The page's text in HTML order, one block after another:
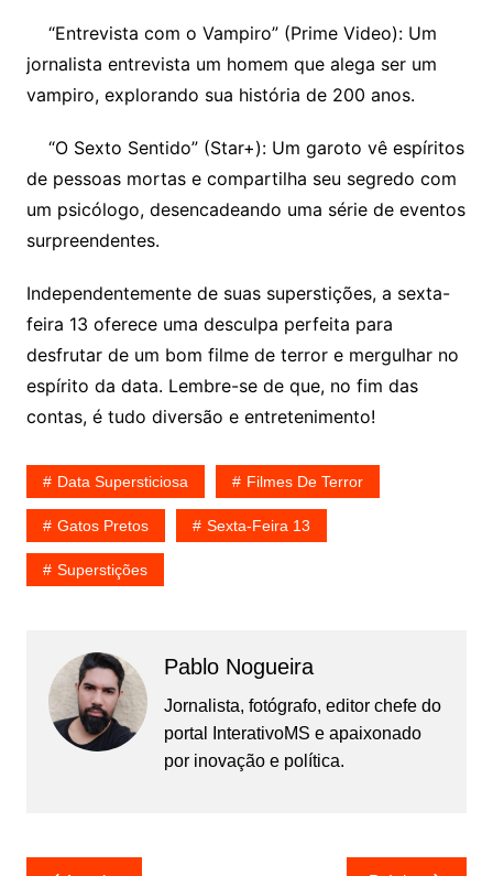
“Entrevista com o Vampiro” (Prime Video): Um
jornalista entrevista um homem que alega ser um
vampiro, explorando sua história de 200 anos.
“O Sexto Sentido” (Star+): Um garoto vê espíritos
de pessoas mortas e compartilha seu segredo com
um psicólogo, desencadeando uma série de eventos
surpreendentes.
Independentemente de suas superstições, a sexta-
feira 13 oferece uma desculpa perfeita para
desfrutar de um bom filme de terror e mergulhar no
espírito da data. Lembre-se de que, no fim das
contas, é tudo diversão e entretenimento!
Data Supersticiosa Filmes De Terror
Gatos Pretos Sexta-Feira 13
Superstições
Pablo Nogueira
Jornalista, fotógrafo, editor chefe do
portal InterativoMS e apaixonado
por inovação e política.